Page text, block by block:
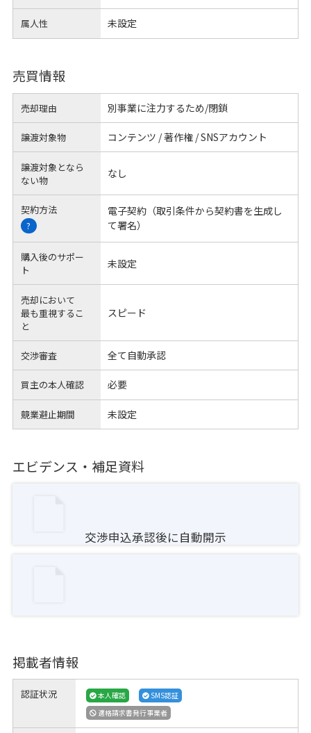
属人性 未設定
売買情報
売却理由 別事業に注力するため/閉鎖
譲渡対象物 コンテンツ / 著作権 / SNSアカウント
譲渡対象となら
ない物
なし
契約方法
?
電子契約（取引条件から契約書を生成し
て署名）
購入後のサポー
ト
未設定
売却において
最も重視するこ
と
スピード
交渉審査 全て自動承認
買主の本人確認 必要
競業避止期間 未設定
エビデンス・補足資料
交渉申込承認後に自動開示
掲載者情報
認証状況 本人確認
SMS認証
適格請求書発行事業者